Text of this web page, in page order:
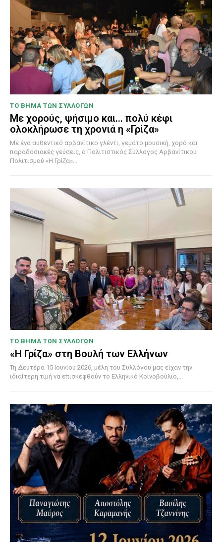
ΤΟ ΒΗΜΑ ΤΩΝ ΣΥΛΛΟΓΩΝ
Με χορούς, ψήσιμο και… πολύ κέφι
ολοκλήρωσε τη χρονιά η «Γρίζα»
Με ένα αυθεντικό αρβανίτικο γλέντι, γεμάτο μουσική, χορό και
παραδοσιακές γεύσεις, ο Πολιτιστικός Σύλλογος Αρβανίτικου
Πολιτισμού «Η Γρίζα»...
ΤΟ ΒΗΜΑ ΤΩΝ ΣΥΛΛΟΓΩΝ
«Η Γρίζα» στη Βουλή των Ελλήνων
Τη Δευτέρα 15 Ιουνίου 2026, μέλη του Συλλόγου μας είχαν την
ιδιαίτερη τιμή να επισκεφθούν το Ελληνικό Κοινοβούλιο,...